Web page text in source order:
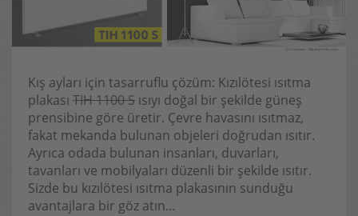
Kış ayları için tasarruflu çözüm: Kızılötesi ısıtma
plakası TIH 1100 S ısıyı doğal bir şekilde güneş
prensibine göre üretir. Çevre havasını ısıtmaz,
fakat mekanda bulunan objeleri doğrudan ısıtır.
Ayrıca odada bulunan insanları, duvarları,
tavanları ve mobilyaları düzenli bir şekilde ısıtır.
Sizde bu kızılötesi ısıtma plakasının sunduğu
avantajlara bir göz atın…